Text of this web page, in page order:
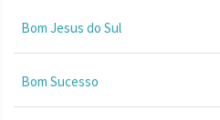
Bom Jesus do Sul
Bom Sucesso